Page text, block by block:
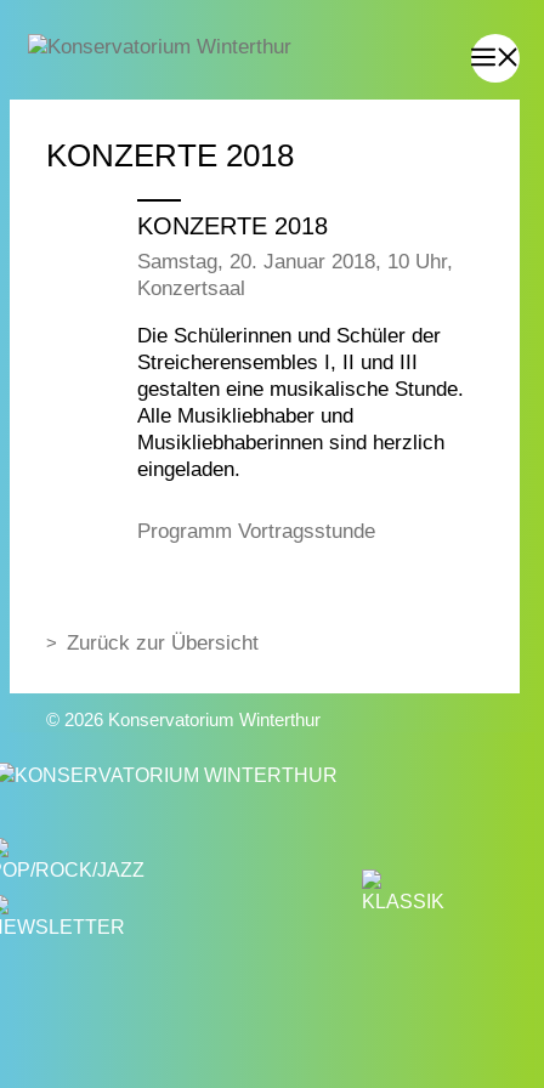
KONZERTE 2018
KONZERTE 2018
Samstag, 20. Januar 2018, 10 Uhr,
Konzertsaal
Die Schülerinnen und Schüler der
Streicherensembles I, II und III
gestalten eine musikalische Stunde.
Alle Musikliebhaber und
Musikliebhaberinnen sind herzlich
eingeladen.
Programm Vortragsstunde
Zurück zur Übersicht
© 2026 Konservatorium Winterthur